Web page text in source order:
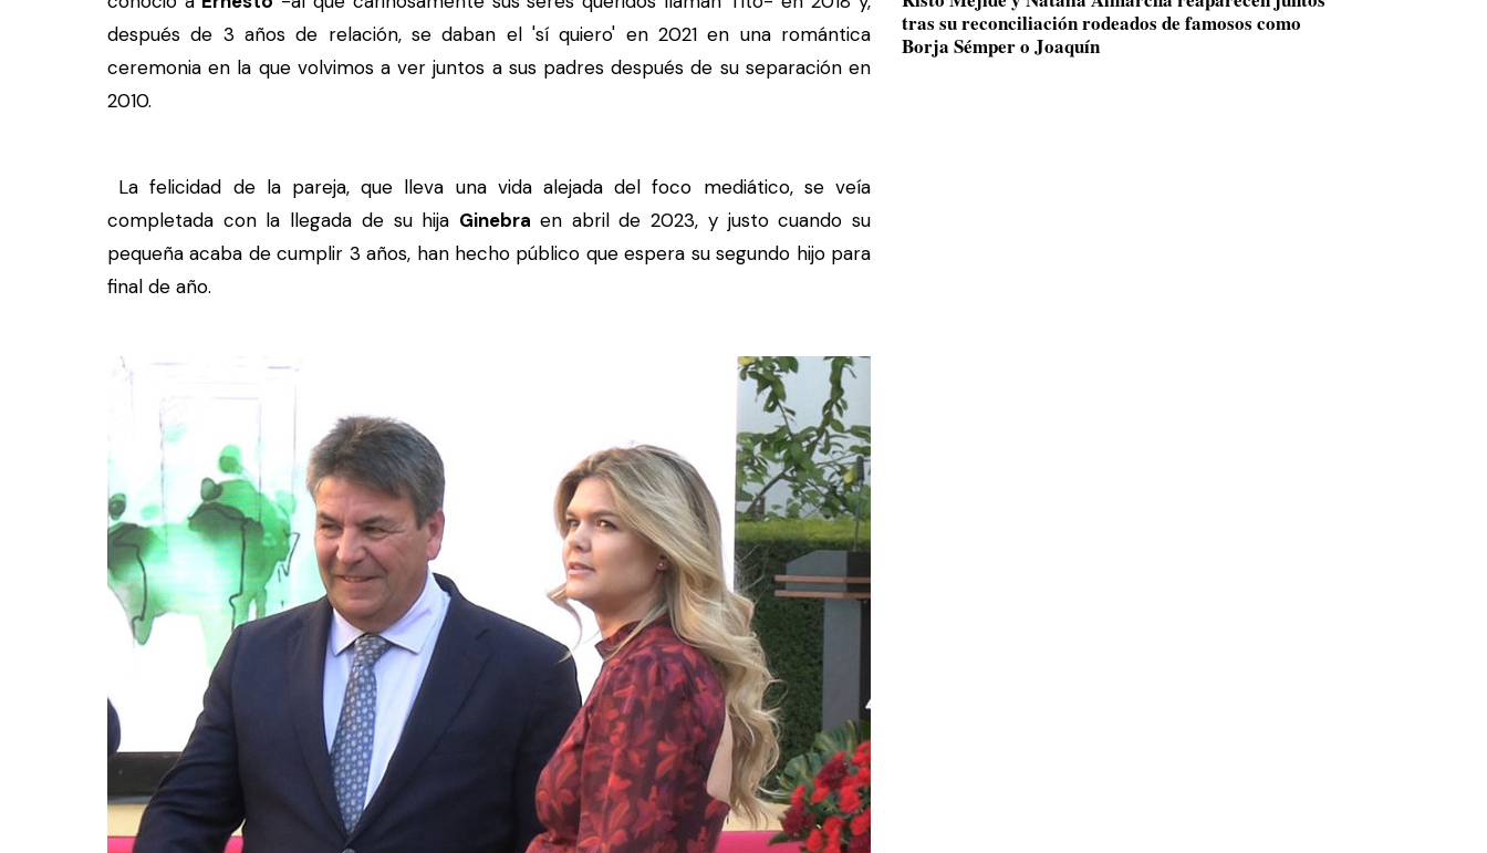
después de 3 años de relación, se daban el 'sí quiero' en 2021 en una romántica
ceremonia en la que volvimos a ver juntos a sus padres después de su separación en
2010.
La felicidad de la pareja, que lleva una vida alejada del foco mediático, se veía
completada con la llegada de su hija Ginebra en abril de 2023, y justo cuando su
pequeña acaba de cumplir 3 años, han hecho público que espera su segundo hijo para
final de año.
tras su reconciliación rodeados de famosos como
Borja Sémper o Joaquín